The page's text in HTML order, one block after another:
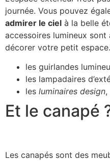
journée. Vous pouvez
admirer le ciel à la belle
accessoires lumineux
décorer votre petit
les guirlandes
les lampadaires
les luminaires design,
Et le canapé
Les canapés sont des